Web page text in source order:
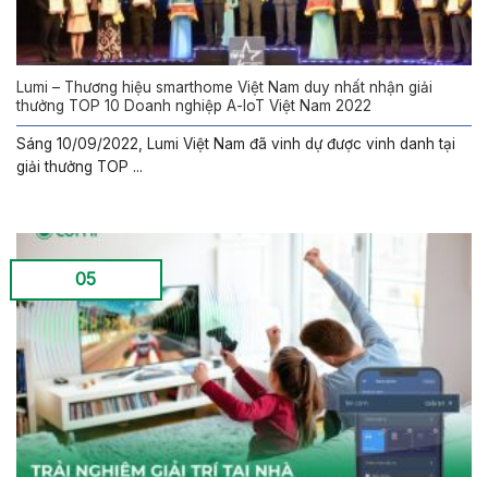
Lumi – Thương hiệu smarthome Việt Nam duy nhất nhận giải
thưởng TOP 10 Doanh nghiệp A-IoT Việt Nam 2022
Sáng 10/09/2022, Lumi Việt Nam đã vinh dự được vinh danh tại
giải thưởng TOP ...
05